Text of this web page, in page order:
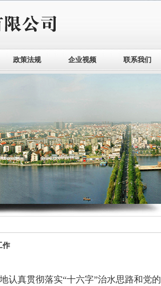
政策法规 企业视频 联系我们
作
认真贯彻落实“十六字”治水思路和党的